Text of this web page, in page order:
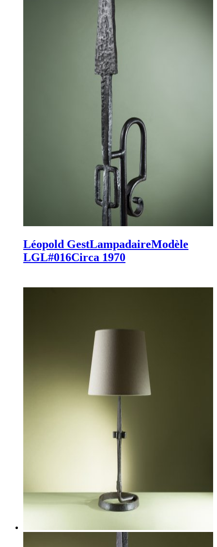
Léopold GestLampadaireModèle
LGL#016Circa 1970